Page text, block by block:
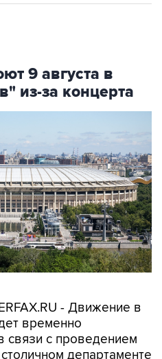
9 августа в
из-за концерта
- Движение в
временно
связи с проведением
департаменте